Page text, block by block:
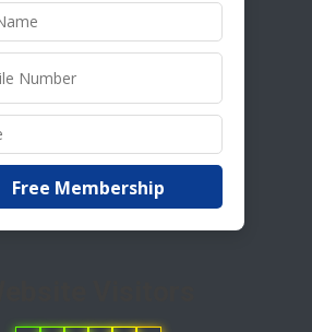
Free Membership